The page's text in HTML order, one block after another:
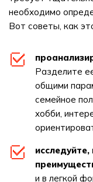
необходимо
Вот советы, как
Разделите
общими
семейное
хобби,
и в легкой